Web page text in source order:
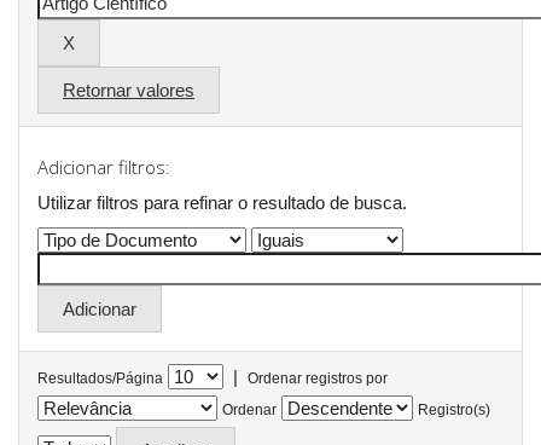
Retornar valores
Adicionar filtros:
Utilizar filtros para refinar o resultado de busca.
Resultados/Página |
Ordenar registros por
Ordenar
Registro(s)